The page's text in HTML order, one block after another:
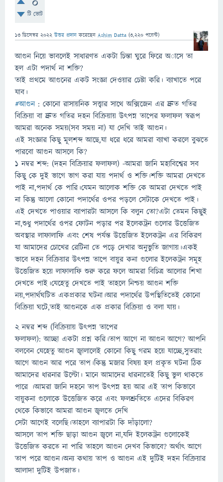
টি ভোট
13 ডিসেম্বর 2022 উত্তর প্রদান করেছেন Ashim Datta (3,220 পয়েন্ট)
আগুন নিয়ে ভাবলেই সাধারণত একটা চিন্তা ঘুরে ফিরে অাসে তা
হল এটা পদার্থ না শক্তি?
তাই প্রথমে আগুনের একট সংজ্ঞা দেওয়ার চেষ্টা করি। ব্যাখাতে পরে
যাব।
#আগুন: কোনো রাসায়নিক সত্ত্বার সাথে অক্সিজেন এর দ্রুত গতির
বিক্রিয়া বা দ্রুত গতির দহন বিক্রিয়ায় উৎপন্ন তাপের ফলাফল স্বরূপ
আমরা অনেক সময়(সব সময় না) যা দেখি তাই আগুন।
এই সংজ্ঞার কিছু মূলশব্দ আছে,যা ধরে ধরে আমরা ব্যাখা করলে বুঝতে
পারবো আগুন আসলে কি?
১ নম্বর শব্দ: (দহন বিক্রিয়ার ফলাফল) -আমরা জানি মহাবিশ্বের সব
কিছু কে দুই ভাগে ভাগ করা যায় পদার্থ ও শক্তি।শক্তি আমরা দেখতে
পাই না,পদার্থ কে পারি।যেমন আলোক শক্তি কে আমরা দেখতে পাই
না কিন্তু আলো কোনো পদার্থের ওপর পড়লে সেটাকে দেখতে পাই।
এই দেখতে পাওয়ার ব্যাপারটা আসলে কি বলুন তো?এটা তেমন কিছুই
না,শুধু পদার্থের ওপর ফোটন পড়ার পর ইলেকট্রন গুলোর উত্তেজিত
অবস্থার লাফালাফি এবং শেষ পর্যন্ত উত্তেজিত ইলেকট্রন এর বিকিরণ
যা আমাদের চোখের রেটিনা তে পড়ে দেখার অনুভুতি জাগায়।একই
ভাবে দহন বিক্রিয়ার উৎপন্ন তাপে বায়ুর কনা গুলোর ইলেকট্রন সমূহ
উত্তেজিত হয়ে লাফালাফি শুরু করে ফলে আমরা বিচিত্র আলোর শিখা
দেখতে পাই।যেহেতু দেখতে পাই তাহলে নিশ্চয় আগুন শক্তি
নয়,পদার্থঘটিত একপ্রকার ঘটনা।আর পদার্থের উপস্থিতিতেই কোনো
বিক্রিয়া ঘটে,তাই আগুনকে এক প্রকার বিক্রিয়া ও বলা যায়।
২ নম্বর শব্দ (বিক্রিয়ায় উৎপন্ন তাপের
ফলাফল): আচ্ছা একটা প্রশ্ন করি।তাপ আগে না আগুন আগে? আপনি
বলবেন যেহেতু আগুন জ্বালালেই কোনো কিছু গরম হয়ে যাচ্ছে,সুতরাং
আগে আগুন আর পরে তাপ।কিন্তু মজার বিষয় হল প্রকৃত ঘটনা ঠিক
আমাদের ধারনার উল্টো। মানে আমাদের ধারনাতেই কিছু ভুল থাকতে
পারে ।আমরা জানি দহনে তাপ উৎপন্ন হয় আর এই তাপ কিভাবে
বায়ুকনা গুলোকে উত্তেজিত করে এবং ফলশ্রুতিতে এদের বিকিরণ
থেকে কিভাবে আমরা আগুন জ্বলতে দেখি
সেটা আগেই বলেছি।তাহলে ব্যাপারটা কি দাঁড়ালো?
আসলে তাপ শক্তি ছাড়া আগুন জ্বলে না,যদি ইলেকট্রন গুলোকেই
উত্তেজিত করতে না পারি তাহলে আগুন দেখব কিভাবে? অর্থাৎ আগে
তাপ পরে আগুন।অন্য কথায় তাপ ও আগুন এই দুটিই দহন বিক্রিয়ার
আলাদা দুটিই উপজাত।